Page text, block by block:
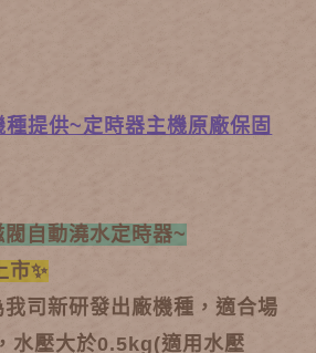
提供~定時器主機原廠保固
自動澆水定時器~
市✨
司新研發出廠機種，適合場
水壓大於0.5kg(適用水壓